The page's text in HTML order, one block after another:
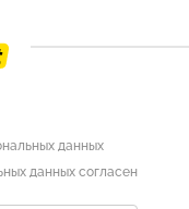
данных
данных согласен